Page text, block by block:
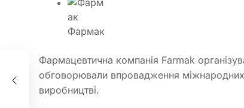
Фармак
Фармацевтична компанія Farmak
обговорювали впровадження
виробництві.